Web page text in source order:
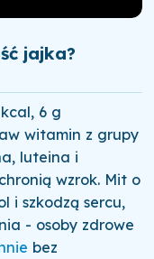
jajka?
6 g
witamin z grupy
luteina i
wzrok. Mit o
i szkodzą sercu,
- osoby zdrowe
bez